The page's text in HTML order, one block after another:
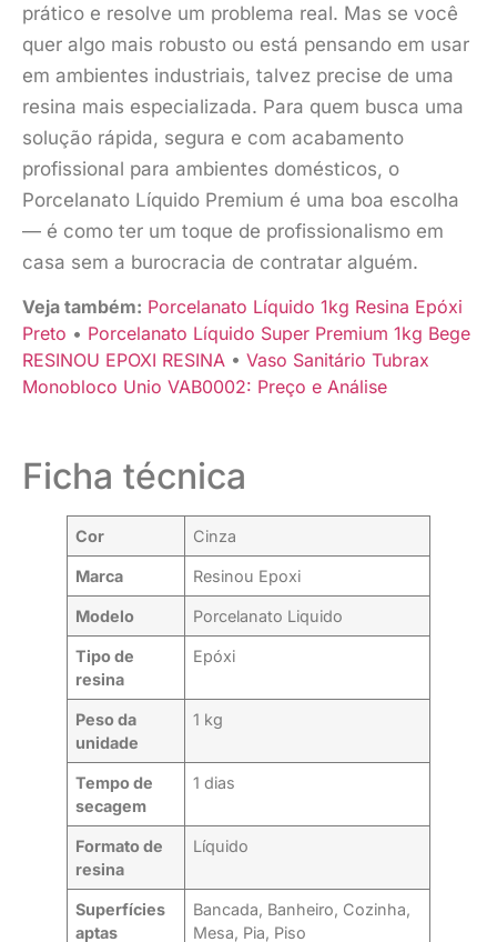
prático e resolve um problema real. Mas se você
quer algo mais robusto ou está pensando em usar
em ambientes industriais, talvez precise de uma
resina mais especializada. Para quem busca uma
solução rápida, segura e com acabamento
profissional para ambientes domésticos, o
Porcelanato Líquido Premium é uma boa escolha
— é como ter um toque de profissionalismo em
casa sem a burocracia de contratar alguém.
Veja também: Porcelanato Líquido 1kg Resina Epóxi
Preto • Porcelanato Líquido Super Premium 1kg Bege
RESINOU EPOXI RESINA • Vaso Sanitário Tubrax
Monobloco Unio VAB0002: Preço e Análise
Ficha técnica
Cor Cinza
Marca Resinou Epoxi
Modelo Porcelanato Liquido
Tipo de
resina
Epóxi
Peso da
unidade
1 kg
Tempo de
secagem
1 dias
Formato de
resina
Líquido
Superfícies
aptas
Bancada, Banheiro, Cozinha,
Mesa, Pia, Piso